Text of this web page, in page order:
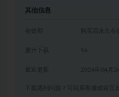
其他信息
有效期 购买后永久有
累计下载 16
2024年04月24
下载遇到问题？可联系客服或留言